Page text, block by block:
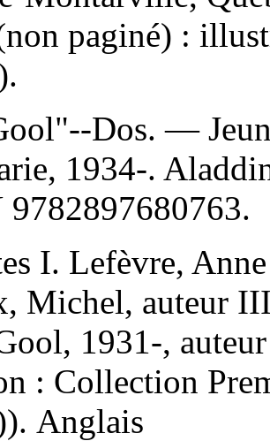
paginé) :
Dos. —
1934-.
9782897680763.
I. Lefèvre,
Michel, auteur
1931-,
: Collection
Anglais